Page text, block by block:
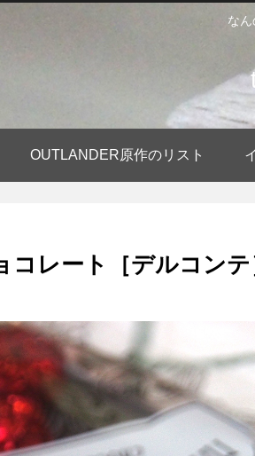
な
OUTLANDER原作のリスト
コレート［デルコン